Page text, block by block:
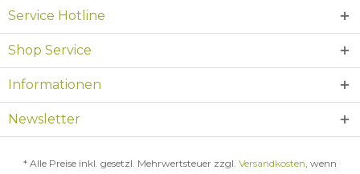
Service Hotline
Shop Service
Informationen
Newsletter
* Alle Preise inkl. gesetzl. Mehrwertsteuer zzgl. Versandkosten, wenn